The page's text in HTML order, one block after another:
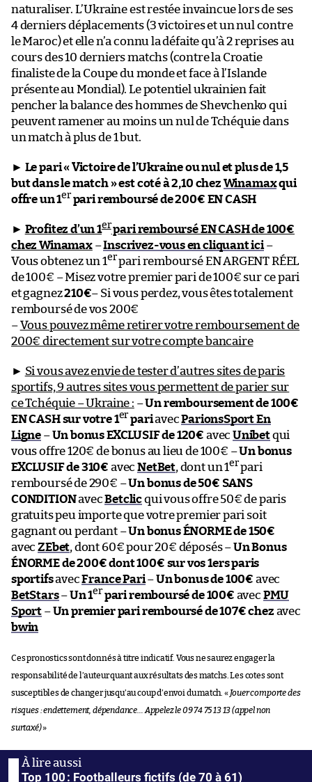
naturaliser. L’Ukraine est restée invaincue lors de ses
4 derniers déplacements (3 victoires et un nul contre
le Maroc) et elle n’a connu la défaite qu’à 2 reprises au
cours des 10 derniers matchs (contre la Croatie
finaliste de la Coupe du monde et face à l’Islande
présente au Mondial). Le potentiel ukrainien fait
pencher la balance des hommes de Shevchenko qui
peuvent ramener au moins un nul de Tchéquie dans
un match à plus de 1 but.
► Le pari « Victoire de l’Ukraine ou nul et plus de 1,5
but dans le match » est coté à 2,10 chez Winamaxqui
offre un 1er pari remboursé de 200€ EN CASH
► Profitez d’un 1erpari remboursé EN CASH de 100€
chez Winamax–Inscrivez-vous en cliquant ici–
Vous obtenez un 1erpari remboursé EN ARGENT RÉEL
de 100€ – Misez votre premier pari de 100€ sur ce pari
et gagnez210€– Si vous perdez, vous êtes totalement
remboursé de vos 200€
–Vous pouvez même retirer votre remboursement de
200€ directement sur votre compte bancaire
► Si vous avez envie de tester d’autres sites de paris
sportifs, 9 autres sites vous permettent de parier sur
ce Tchéquie – Ukraine : –Un remboursement de 100€
EN CASH sur votre 1er pariavecParionsSport En
Ligne –Un bonus EXCLUSIF de 120€ avec Unibetqui
vous offre 120€ de bonus au lieu de 100€ –Un bonus
EXCLUSIF de 310€ avecNetBet, dont un 1erpari
remboursé de 290€ –Un bonus de 50€ SANS
CONDITIONavecBetclicqui vous offre 50€ de paris
gratuits peu importe que votre premier pari soit
gagnant ou perdant –Un bonus ÉNORME de 150€
avecZEbet, dont 60€ pour 20€ déposés –Un Bonus
ÉNORME de 200€ dont 100€ sur vos 1ers paris
sportifsavecFrance Pari–Un bonus de 100€ avec
BetStars–Un 1er pari remboursé de 100€ avec PMU
Sport –Un premier pari remboursé de 107€ chez avec
bwin
Ces pronostics sont donnés à titre indicatif. Vous ne saurez engager la
responsabilité de l’auteur quant aux résultats des matchs. Les cotes sont
susceptibles de changer jusqu’au coup d’envoi du match. « Jouer comporte des
risques : endettement, dépendance… Appelez le 09 74 75 13 13 (appel non
surtaxé)»
Top 100 : Footballeurs fictifs (de 70 à 61)